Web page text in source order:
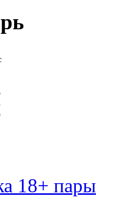
18+ пары